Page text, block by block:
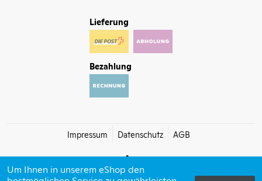
Lieferung
Bezahlung
Impressum Datenschutz AGB
Um Ihnen in unserem eShop den